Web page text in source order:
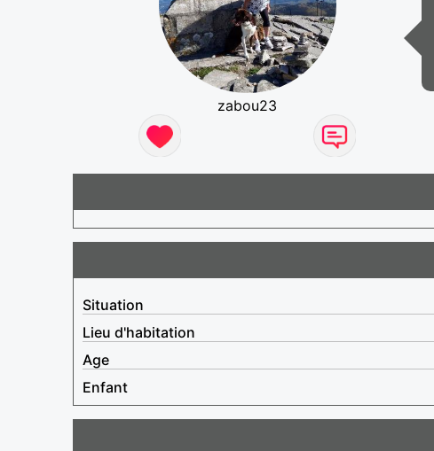
zabou23
Situation
Lieu d'habitation
Age
Enfant